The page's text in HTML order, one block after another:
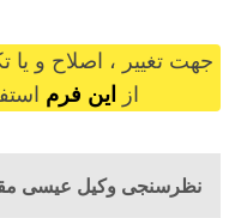
جهت تغییر ، اصلاح و یا
از
این فرم
نظرسنجی وکیل عیسی